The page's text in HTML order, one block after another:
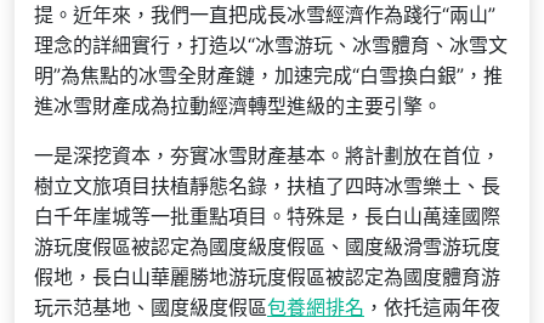
提。近年來，我們一直把成長冰雪經濟作為踐行“兩山”
理念的詳細實行，打造以“冰雪游玩、冰雪體育、冰雪文
明”為焦點的冰雪全財產鏈，加速完成“白雪換白銀”，推
進冰雪財產成為拉動經濟轉型進級的主要引擎。
一是深挖資本，夯實冰雪財產基本。將計劃放在首位，
樹立文旅項目扶植靜態名錄，扶植了四時冰雪樂土、長
白千年崖城等一批重點項目。特殊是，長白山萬達國際
游玩度假區被認定為國度級度假區、國度級滑雪游玩度
假地，長白山華麗勝地游玩度假區被認定為國度體育游
玩示范基地、國度級度假區包養網排名 ，依托這兩年夜